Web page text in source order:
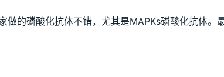
做的磷酸化抗体不错，尤其是MAPKs磷酸化抗体。